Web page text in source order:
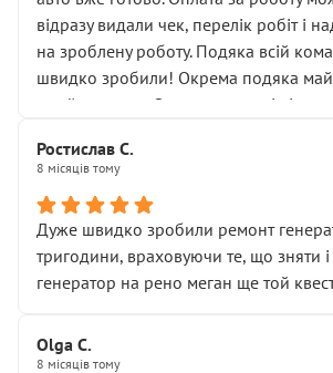
новий власник, не застяг в полі))
Але після нинішнього візиту такі
здаються дрібницями.
Я — клієнт, який працює на довірі, і
Хотілося б більше:
• належної уваги до авто
• прозорості в роботах і рахунках
• реальної діагностики, а не
“подивились і поїхав”
На жаль, складається враження, що
Стосовно комунікації - все добре
відразу видали чек, перелік робіт і
на зроблену роботу. Подяка всій
швидко зробили! Окрема подяка
приймальнику Олександру: всі чітко
звертатися до цього автосервісу.
Ростислав С.
8 місяців тому
Дуже швидко зробили ремонт
тригодини, враховуючи те, що зняти і
генератор на рено меган ще той
Olga С.
8 місяців тому